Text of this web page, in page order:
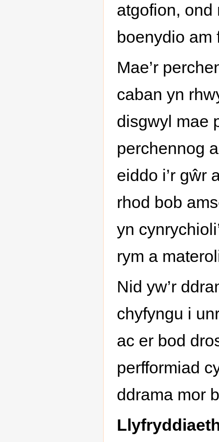
atgofion, ond
boenydio am
Mae’r
caban yn
disgwyl mae
perchennog
eiddo i’r gŵr
rhod bob
yn
rym a
Nid yw’r
chyfyngu i
ac er bod
perfformiad
ddrama mor